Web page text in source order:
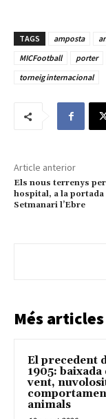
TAGS amposta
MICFootball
porter
torneig internacional
Article anterior
Els nous terrenys
hospital, a la portada
Setmanari l’Ebre
Més articles
El precedent
1905:
vent,
animals